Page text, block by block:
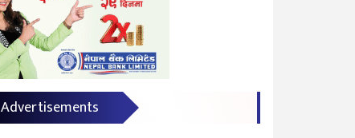
Advertisements